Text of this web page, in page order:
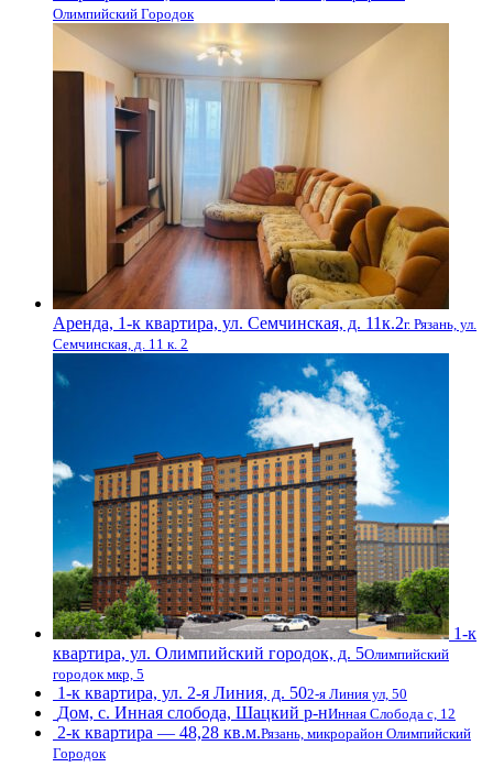
Олимпийский Городок
Аренда, 1-к квартира, ул. Семчинская, д. 11к.2г. Рязань, ул.
Семчинская, д. 11 к. 2
1-к
квартира, ул. Олимпийский городок, д. 5Олимпийский
городок мкр, 5
1-к квартира, ул. 2-я Линия, д. 502-я Линия ул, 50
Дом, с. Инная слобода, Шацкий р-нИнная Слобода с, 12
2-к квартира — 48,28 кв.м.Рязань, микрорайон Олимпийский
Городок